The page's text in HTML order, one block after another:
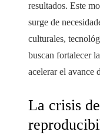
resultados. Este
surge de
culturales,
buscan fortalecer
acelerar el avance
La crisis